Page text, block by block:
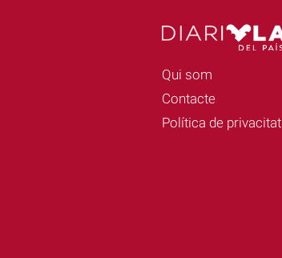
Qui som
Contacte
Política de privacitat